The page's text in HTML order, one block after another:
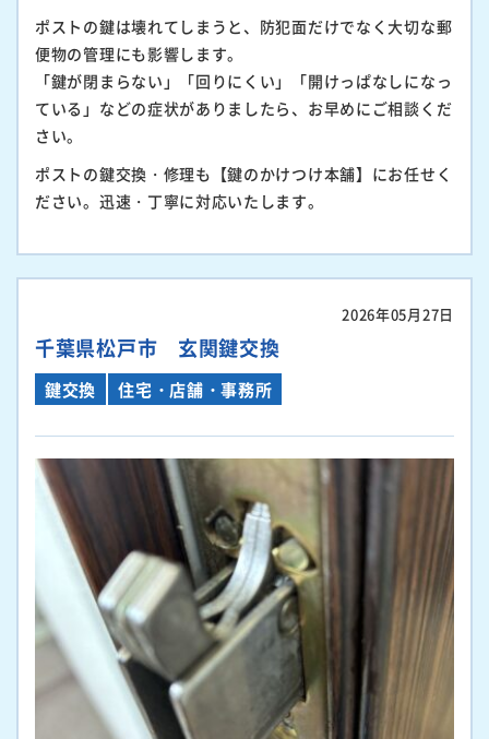
ポストの鍵は壊れてしまうと、防犯面だけでなく大切な郵
便物の管理にも影響します。
「鍵が閉まらない」「回りにくい」「開けっぱなしになっ
ている」などの症状がありましたら、お早めにご相談くだ
さい。
ポストの鍵交換・修理も【鍵のかけつけ本舗】にお任せく
ださい。迅速・丁寧に対応いたします。
2026年05月27日
千葉県松戸市 玄関鍵交換
鍵交換 住宅・店舗・事務所